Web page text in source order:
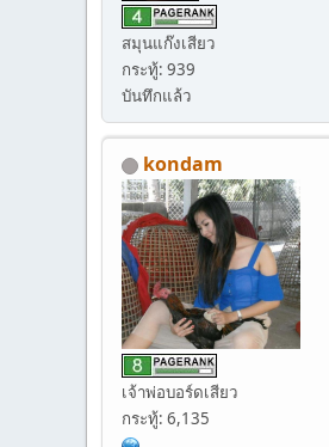
สมุนแก๊งเสียว
กระทู้: 939
บันทึกแล้ว
kondam
เจ้าพ่อบอร์ดเสียว
กระทู้: 6,135